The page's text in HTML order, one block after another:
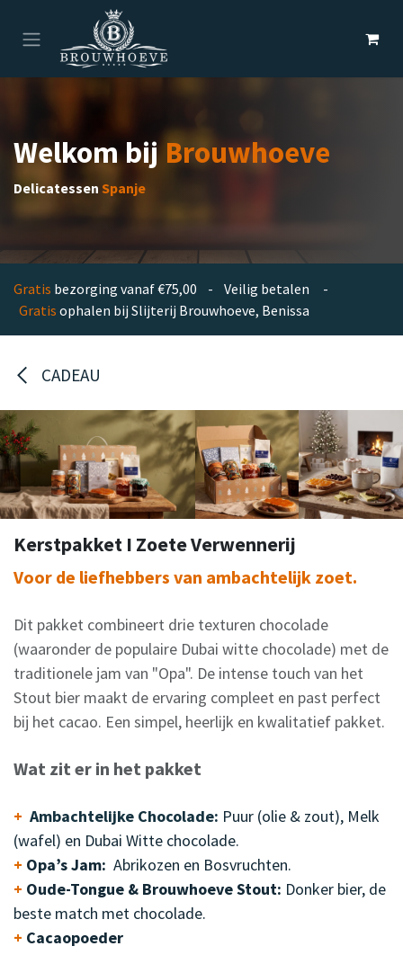
Overslaan naar inhoud
Welkom bijBrouwhoeve
Delicatessen Spanje
Gratis bezorging vanaf €75,00 - Veilig betalen -
Gratis ophalen bij Slijterij Brouwhoeve, Benissa
CADEAU
Kerstpakket I Zoete Verwennerij
Voor de liefhebbers van ambachtelijk zoet.
Dit pakket combineert drie texturen chocolade
(waaronder de populaire Dubai witte chocolade) met de
traditionele jam van "Opa". De intense touch van het
Stout bier maakt de ervaring compleet en past perfect
bij het cacao. Een simpel, heerlijk en kwalitatief pakket.
Wat zit er in het pakket
+ Ambachtelijke Chocolade: Puur (olie & zout), Melk
(wafel) en Dubai Witte chocolade.
+ Opa’s Jam: Abrikozen en Bosvruchten.
+ Oude-Tongue & Brouwhoeve Stout: Donker bier, de
beste match met chocolade.
+ Cacaopoeder